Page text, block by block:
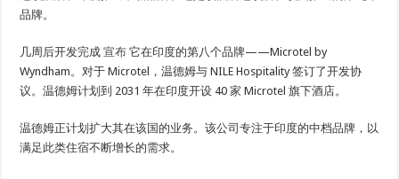
品牌。
几周后开发完成宣布 它在印度的第八个品牌——Microtel by
Wyndham。对于 Microtel，温德姆与 NILE Hospitality 签订了开发协
议。温德姆计划到 2031 年在印度开设 40 家 Microtel 旗下酒店。
温德姆正计划扩大其在该国的业务。该公司专注于印度的中档品牌，以
满足此类住宿不断增长的需求。